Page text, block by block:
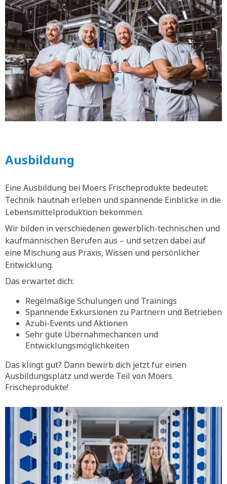
Ausbildung
Eine Ausbildung bei Moers Frischeprodukte bedeutet:
Technik hautnah erleben und spannende Einblicke in die
Lebensmittelproduktion bekommen.
Wir bilden in verschiedenen gewerblich-technischen und
kaufmännischen Berufen aus – und setzen dabei auf
eine Mischung aus Praxis, Wissen und persönlicher
Entwicklung.
Das erwartet dich:
Regelmäßige Schulungen und Trainings
Spannende Exkursionen zu Partnern und Betrieben
Azubi-Events und Aktionen
Sehr gute Übernahmechancen und
Entwicklungsmöglichkeiten
Das klingt gut? Dann bewirb dich jetzt für einen
Ausbildungsplatz und werde Teil von Moers
Frischeprodukte!